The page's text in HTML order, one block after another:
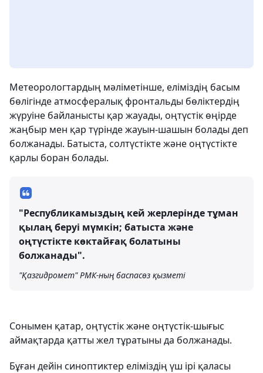
Метеорологтардың мәліметінше, еліміздің басым
бөлігінде атмосфералық фронтальды бөліктердің
жүруіне байланысты қар жауады, оңтүстік өңірде
жаңбыр мен қар түрінде жауын-шашын болады деп
болжанады. Батыста, солтүстікте және оңтүстікте
қарлы боран болады.
"Республикамыздың кей жерлерінде тұман
қылаң беруі мүмкін; батыста және
оңтүстікте көктайғақ болатыны
болжанады".
"Қазгидромет" РМК-ның баспасөз қызметі
Сонымен қатар, оңтүстік және оңтүстік-шығыс
аймақтарда қатты жел тұратыны да болжанады.
Бұған дейін синоптиктер еліміздің үш ірі қаласы